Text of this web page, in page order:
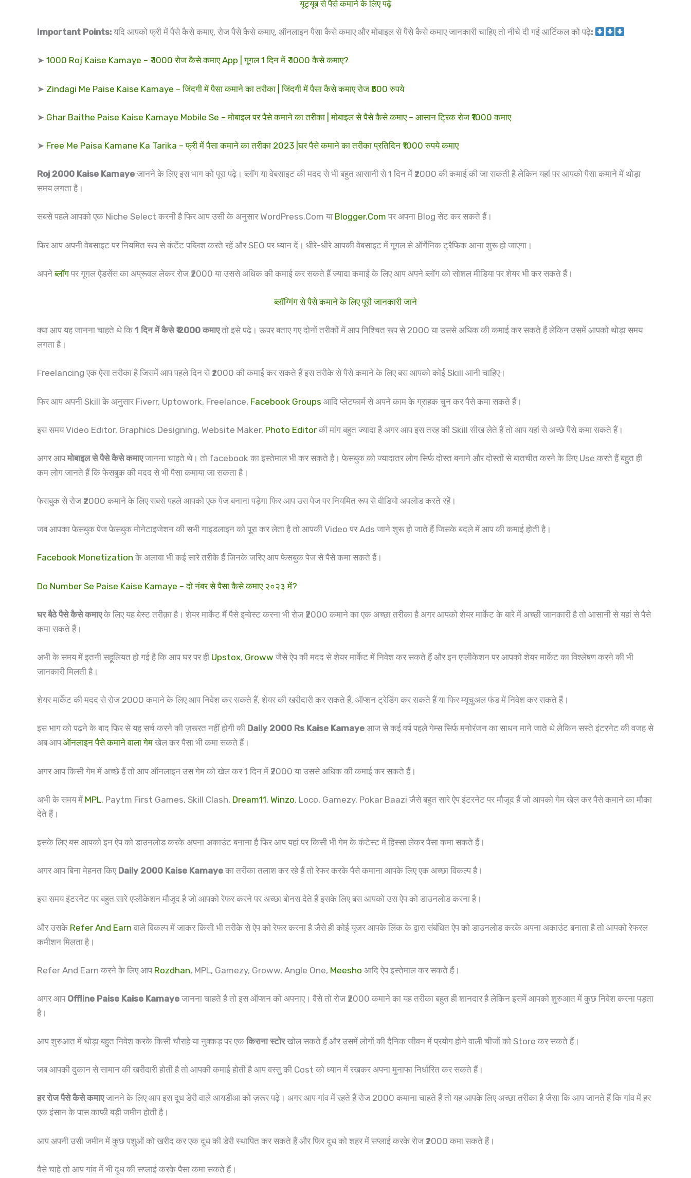
यूट्यूब से पैसे कमाने के लिए पढ़े
Important Points: यदि आपको फ्री में पैसे कैसे कमाए, रोज पैसे कैसे कमाए, ऑनलाइन पैसा कैसे कमाए और मोबाइल से पैसे कैसे कमाए जानकारी चाहिए तो नीचे दी गई आर्टिकल को पढ़े:
➤ 1000 Roj Kaise Kamaye – ₹ 1000 रोज कैसे कमाए App | गूगल 1 दिन में ₹ 1000 कैसे कमाए?
➤ Zindagi Me Paise Kaise Kamaye – जिंदगी में पैसा कमाने का तरीका | जिंदगी में पैसा कैसे कमाए रोज ₹500 रुपये
➤ Ghar Baithe Paise Kaise Kamaye Mobile Se – मोबाइल पर पैसे कमाने का तरीका | मोबाइल से पैसे कैसे कमाए – आसान ट्रिक रोज ₹1000 कमाए
➤ Free Me Paisa Kamane Ka Tarika – फ्री में पैसा कमाने का तरीका 2023 |घर पैसे कमाने का तरीका प्रतिदिन ₹1000 रुपये कमाए
Roj 2000 Kaise Kamaye जानने के लिए इस भाग को पूरा पढ़े। ब्लॉग या वेबसाइट की मदद से भी बहुत आसानी से 1 दिन में ₹2000 की कमाई की जा सकती है लेकिन यहां पर आपको पैसा कमाने में थोड़ा
समय लगता है।
सबसे पहले आपको एक Niche Select करनी है फिर आप उसी के अनुसार WordPress.Com या Blogger.Com पर अपना Blog सेट कर सकते हैं।
फिर आप अपनी वेबसाइट पर नियमित रूप से कंटेंट पब्लिश करते रहें और SEO पर ध्यान दें। धीरे-धीरे आपकी वेबसाइट में गूगल से ऑर्गेनिक ट्रैफिक आना शुरू हो जाएगा।
अपनेब्लॉग पर गूगल ऐडसेंस का अप्रूवल लेकर रोज ₹2000 या उससे अधिक की कमाई कर सकते हैं ज्यादा कमाई के लिए आप अपने ब्लॉग को सोशल मीडिया पर शेयर भी कर सकते हैं।
ब्लॉग्गिंग से पैसे कमाने के लिए पूरी जानकारी जाने
क्या आप यह जानना चाहते थे कि 1 दिन में कैसे ₹ 2000 कमाएतो इसे पढ़े। ऊपर बताए गए दोनों तरीकों में आप निश्चित रूप से 2000 या उससे अधिक की कमाई कर सकते हैं लेकिन उसमें आपको थोड़ा समय
लगता है।
Freelancing एक ऐसा तरीका है जिसमें आप पहले दिन से ₹2000 की कमाई कर सकते हैं इस तरीके से पैसे कमाने के लिए बस आपको कोई Skill आनी चाहिए।
फिर आप अपनी Skill के अनुसार Fiverr, Uptowork, Freelance, Facebook Groups आदि प्लेटफार्म से अपने काम के ग्राहक चुन कर पैसे कमा सकते हैं।
इस समय Video Editor, Graphics Designing, Website Maker, Photo Editor की मांग बहुत ज्यादा है अगर आप इस तरह की Skill सीख लेते हैं तो आप यहां से अच्छे पैसे कमा सकते हैं।
अगर आपमोबाइल से पैसे कैसे कमाएजानना चाहते थे। तो facebook का इस्तेमाल भी कर सकते है। फेसबुक को ज्यादातर लोग सिर्फ दोस्त बनाने और दोस्तों से बातचीत करने के लिए Use करते हैं बहुत ही
कम लोग जानते हैं कि फेसबुक की मदद से भी पैसा कमाया जा सकता है।
फेसबुक से रोज ₹2000 कमाने के लिए सबसे पहले आपको एक पेज बनाना पड़ेगा फिर आप उस पेज पर नियमित रूप से वीडियो अपलोड करते रहें।
जब आपका फेसबुक पेज फेसबुक मोनेटाइजेशन की सभी गाइडलाइन को पूरा कर लेता है तो आपकी Video पर Ads जाने शुरू हो जाते हैं जिसके बदले में आप की कमाई होती है।
Facebook Monetization के अलावा भी कई सारे तरीके हैं जिनके जरिए आप फेसबुक पेज से पैसे कमा सकते हैं।
Do Number Se Paise Kaise Kamaye – दो नंबर से पैसा कैसे कमाए २०२३ में?
घर बैठे पैसे कैसे कमाएके लिए यह बेस्ट तरीक़ा है। शेयर मार्केट मैं पैसे इन्वेस्ट करना भी रोज ₹2000 कमाने का एक अच्छा तरीका है अगर आपको शेयर मार्केट के बारे में अच्छी जानकारी है तो आसानी से यहां से पैसे
कमा सकते हैं।
अभी के समय में इतनी सहूलियत हो गई है कि आप घर पर ही Upstox, Groww जैसे ऐप की मदद से शेयर मार्केट में निवेश कर सकते हैं और इन एप्लीकेशन पर आपको शेयर मार्केट का विश्लेषण करने की भी
जानकारी मिलती है।
शेयर मार्केट की मदद से रोज 2000 कमाने के लिए आप निवेश कर सकते हैं, शेयर की खरीदारी कर सकते हैं, ऑप्शन ट्रेडिंग कर सकते हैं या फिर म्यूचुअल फंड में निवेश कर सकते हैं।
इस भाग को पढ़ने के बाद फिर से यह सर्च करने की ज़रूरत नहीं होगी की Daily 2000 Rs Kaise Kamaye आज से कई वर्ष पहले गेम्स सिर्फ मनोरंजन का साधन माने जाते थे लेकिन सस्ते इंटरनेट की वजह से
अब आपऑनलाइन पैसे कमाने वाला गेम खेल कर पैसा भी कमा सकते हैं।
अगर आप किसी गेम में अच्छे हैं तो आप ऑनलाइन उस गेम को खेल कर 1 दिन में ₹2000 या उससे अधिक की कमाई कर सकते हैं।
अभी के समय में MPL, Paytm First Games, Skill Clash, Dream11, Winzo, Loco, Gamezy, Pokar Baazi जैसे बहुत सारे ऐप इंटरनेट पर मौजूद हैं जो आपको गेम खेल कर पैसे कमाने का मौका
देते हैं।
इसके लिए बस आपको इन ऐप को डाउनलोड करके अपना अकाउंट बनाना है फिर आप यहां पर किसी भी गेम के कंटेस्ट में हिस्सा लेकर पैसा कमा सकते हैं।
अगर आप बिना मेहनत किए Daily 2000 Kaise Kamaye का तरीका तलाश कर रहे हैं तो रेफर करके पैसे कमाना आपके लिए एक अच्छा विकल्प है।
इस समय इंटरनेट पर बहुत सारे एप्लीकेशन मौजूद है जो आपको रेफर करने पर अच्छा बोनस देते हैं इसके लिए बस आपको उस ऐप को डाउनलोड करना है।
और उसके Refer And Earn वाले विकल्प में जाकर किसी भी तरीके से ऐप को रेफर करना है जैसे ही कोई यूजर आपके लिंक के द्वारा संबंधित ऐप को डाउनलोड करके अपना अकाउंट बनाता है तो आपको रेफरल
कमीशन मिलता है।
Refer And Earn करने के लिए आप Rozdhan, MPL, Gamezy, Groww, Angle One, Meesho आदि ऐप इस्तेमाल कर सकते हैं।
अगर आप Offline Paise Kaise Kamaye जानना चाहते है तो इस ऑप्शन को अपनाए। वैसे तो रोज ₹2000 कमाने का यह तरीका बहुत ही शानदार है लेकिन इसमें आपको शुरुआत में कुछ निवेश करना पड़ता
है।
आप शुरुआत में थोड़ा बहुत निवेश करके किसी चौराहे या नुक्कड़ पर एक किराना स्टोरखोल सकते हैं और उसमें लोगों की दैनिक जीवन में प्रयोग होने वाली चीजों को Store कर सकते हैं।
जब आपकी दुकान से सामान की खरीदारी होती है तो आपकी कमाई होती है आप वस्तु की Cost को ध्यान में रखकर अपना मुनाफा निर्धारित कर सकते हैं।
हर रोज पैसे कैसे कमाएजानने के लिए आप इस दूध डेरी वाले आयडीआ को ज़रूर पढ़े। अगर आप गांव में रहते हैं रोज 2000 कमाना चाहते हैं तो यह आपके लिए अच्छा तरीका है जैसा कि आप जानते हैं कि गांव में हर
एक इंसान के पास काफी बड़ी जमीन होती है।
आप अपनी उसी जमीन में कुछ पशुओं को खरीद कर एक दूध की डेरी स्थापित कर सकते हैं और फिर दूध को शहर में सप्लाई करके रोज ₹2000 कमा सकते हैं।
वैसे चाहे तो आप गांव में भी दूध की सप्लाई करके पैसा कमा सकते हैं।